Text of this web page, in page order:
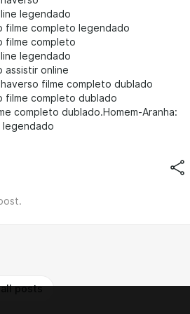
legendado
filme completo legendado
filme completo
legendado
assistir online
filme completo dublado
filme completo dublado
completo dublado.Homem-Aranha:
legendado
posts